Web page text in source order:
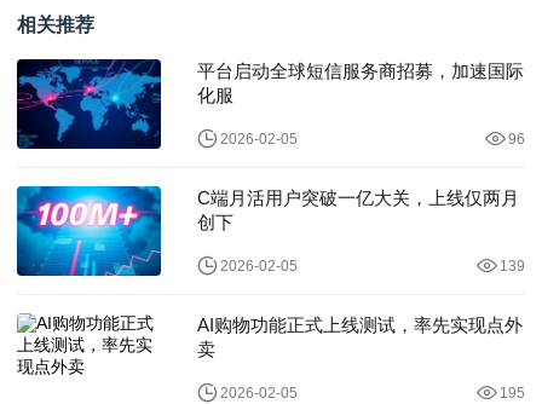
相关推荐
平台启动全球短信服务商招募，加速国际
化服
2026-02-05 96
C端月活用户突破一亿大关，上线仅两月
创下
2026-02-05 139
AI购物功能正式上线测试，率先实现点外
卖
2026-02-05 195